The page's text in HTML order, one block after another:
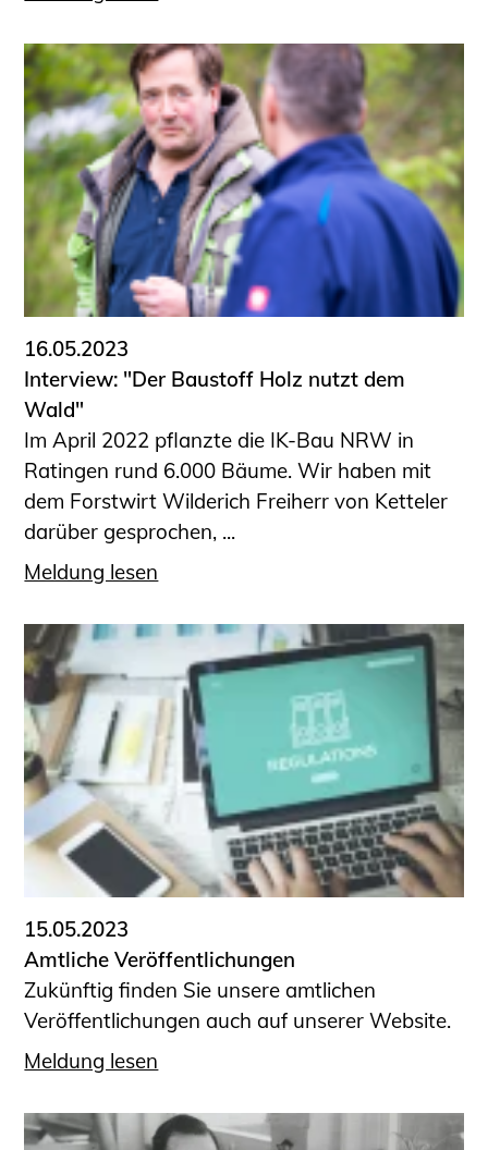
16.05.2023
Interview: "Der Baustoff Holz nutzt dem
Wald"
Im April 2022 pflanzte die IK-Bau NRW in
Ratingen rund 6.000 Bäume. Wir haben mit
dem Forstwirt Wilderich Freiherr von Ketteler
darüber gesprochen, ...
Meldung lesen
15.05.2023
Amtliche Veröffentlichungen
Zukünftig finden Sie unsere amtlichen
Veröffentlichungen auch auf unserer Website.
Meldung lesen